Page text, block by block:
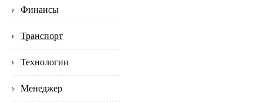
Финансы
Транспорт
Технологии
Менеджер